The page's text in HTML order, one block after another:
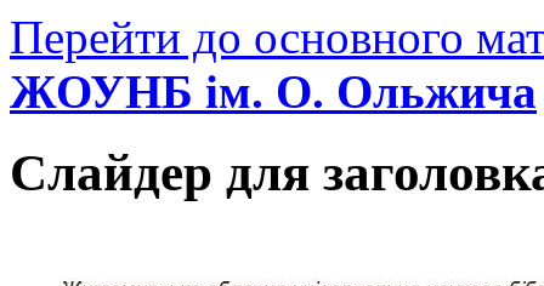
Перейти до основного
ЖОУНБ ім. О. Ольжича
Слайдер для